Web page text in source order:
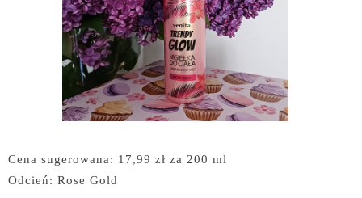
Cena sugerowana: 17,99 zł za 200 ml
Odcień: Rose Gold